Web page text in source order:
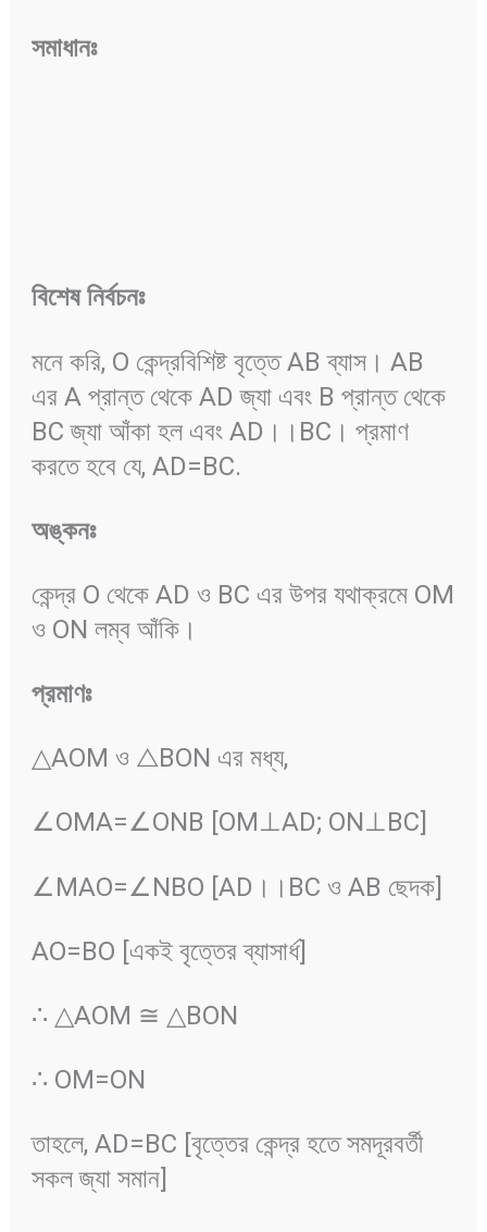
সমাধানঃ
বিশেষ নির্বচনঃ
মনে করি, O কেন্দ্রবিশিষ্ট বৃত্তে AB ব্যাস। AB
এর A প্রান্ত থেকে AD জ্যা এবং B প্রান্ত থেকে
BC জ্যা আঁকা হল এবং AD।।BC। প্রমাণ
করতে হবে যে, AD=BC.
অঙ্কনঃ
কেন্দ্র O থেকে AD ও BC এর উপর যথাক্রমে OM
ও ON লম্ব আঁকি।
প্রমাণঃ
△AOM ও △BON এর মধ্য,
∠OMA=∠ONB [OM⊥AD; ON⊥BC]
∠MAO=∠NBO [AD।।BC ও AB ছেদক]
AO=BO [একই বৃত্তের ব্যাসার্ধ]
∴ △AOM ≅ △BON
∴ OM=ON
তাহলে, AD=BC [বৃত্তের কেন্দ্র হতে সমদূরবর্তী
সকল জ্যা সমান]